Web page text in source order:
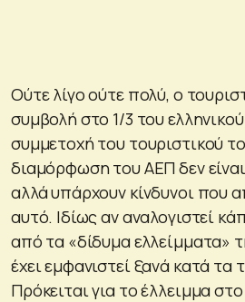
Ούτε λίγο ούτε πολύ, ο
συμβολή στο 1/3 του
συμμετοχή του τουριστικού
διαμόρφωση του ΑΕΠ δεν
αλλά υπάρχουν κίνδυνοι που
αυτό. Ιδίως αν αναλογιστεί
από τα «δίδυμα ελλείμματα»
έχει εμφανιστεί ξανά κατά τα
Πρόκειται για το έλλειμμα στο